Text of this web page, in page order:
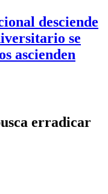
desciende
se
ascienden
erradicar